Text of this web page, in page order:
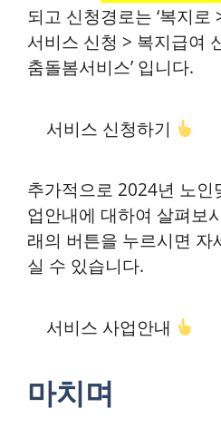
되고 신청경로는 ‘복지로
서비스 신청 > 복지급여
춤돌봄서비스’ 입니다.
서비스 신청하기
추가적으로 2024년 노
업안내에 대하여 살펴보
래의 버튼을 누르시면 자
실 수 있습니다.
서비스 사업안내
마치며